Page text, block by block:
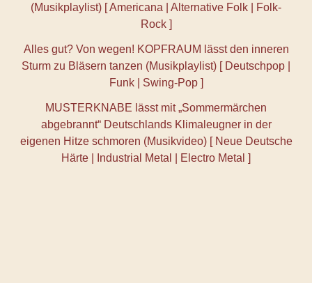
(Musikplaylist) [ Americana | Alternative Folk | Folk-
Rock ]
Alles gut? Von wegen! KOPFRAUM lässt den inneren
Sturm zu Bläsern tanzen (Musikplaylist) [ Deutschpop |
Funk | Swing-Pop ]
MUSTERKNABE lässt mit „Sommermärchen
abgebrannt“ Deutschlands Klimaleugner in der
eigenen Hitze schmoren (Musikvideo) [ Neue Deutsche
Härte | Industrial Metal | Electro Metal ]